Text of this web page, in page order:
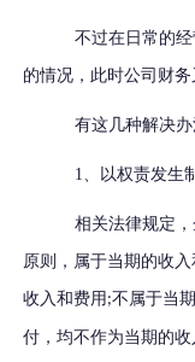
不过在日常的
的情况，此时公司财
有这几种解决办
1、 以权责发生
相关法律规定
原则，属于当期的收
收入和费用 ;不属于当
付，均不作为当期的